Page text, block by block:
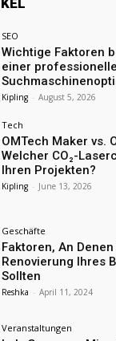
SEO
Wichtige Faktoren
einer
Kipling - August 5, 2026
Tech
OMTech Maker vs.
Welcher CO₂-
Ihren Projekten?
Kipling - June 13, 2026
Geschäfte
Faktoren, An
Renovierung Ihres
Sollten
Reshka - April 11, 2024
Veranstaltungen